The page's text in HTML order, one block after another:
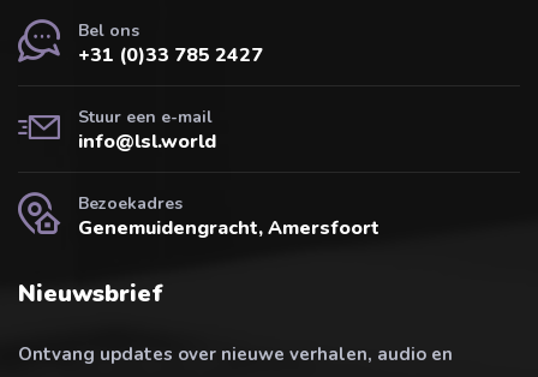
Bel ons
+31 (0)33 785 2427
Stuur een e-mail
info@lsl.world
Bezoekadres
Genemuidengracht, Amersfoort
Nieuwsbrief
Ontvang updates over nieuwe verhalen, audio en